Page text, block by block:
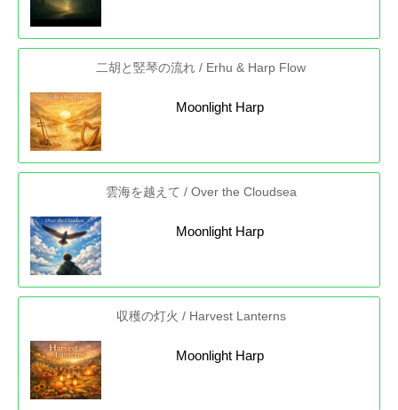
二胡と竪琴の流れ / Erhu & Harp Flow
Moonlight Harp
雲海を越えて / Over the Cloudsea
Moonlight Harp
収穫の灯火 / Harvest Lanterns
Moonlight Harp